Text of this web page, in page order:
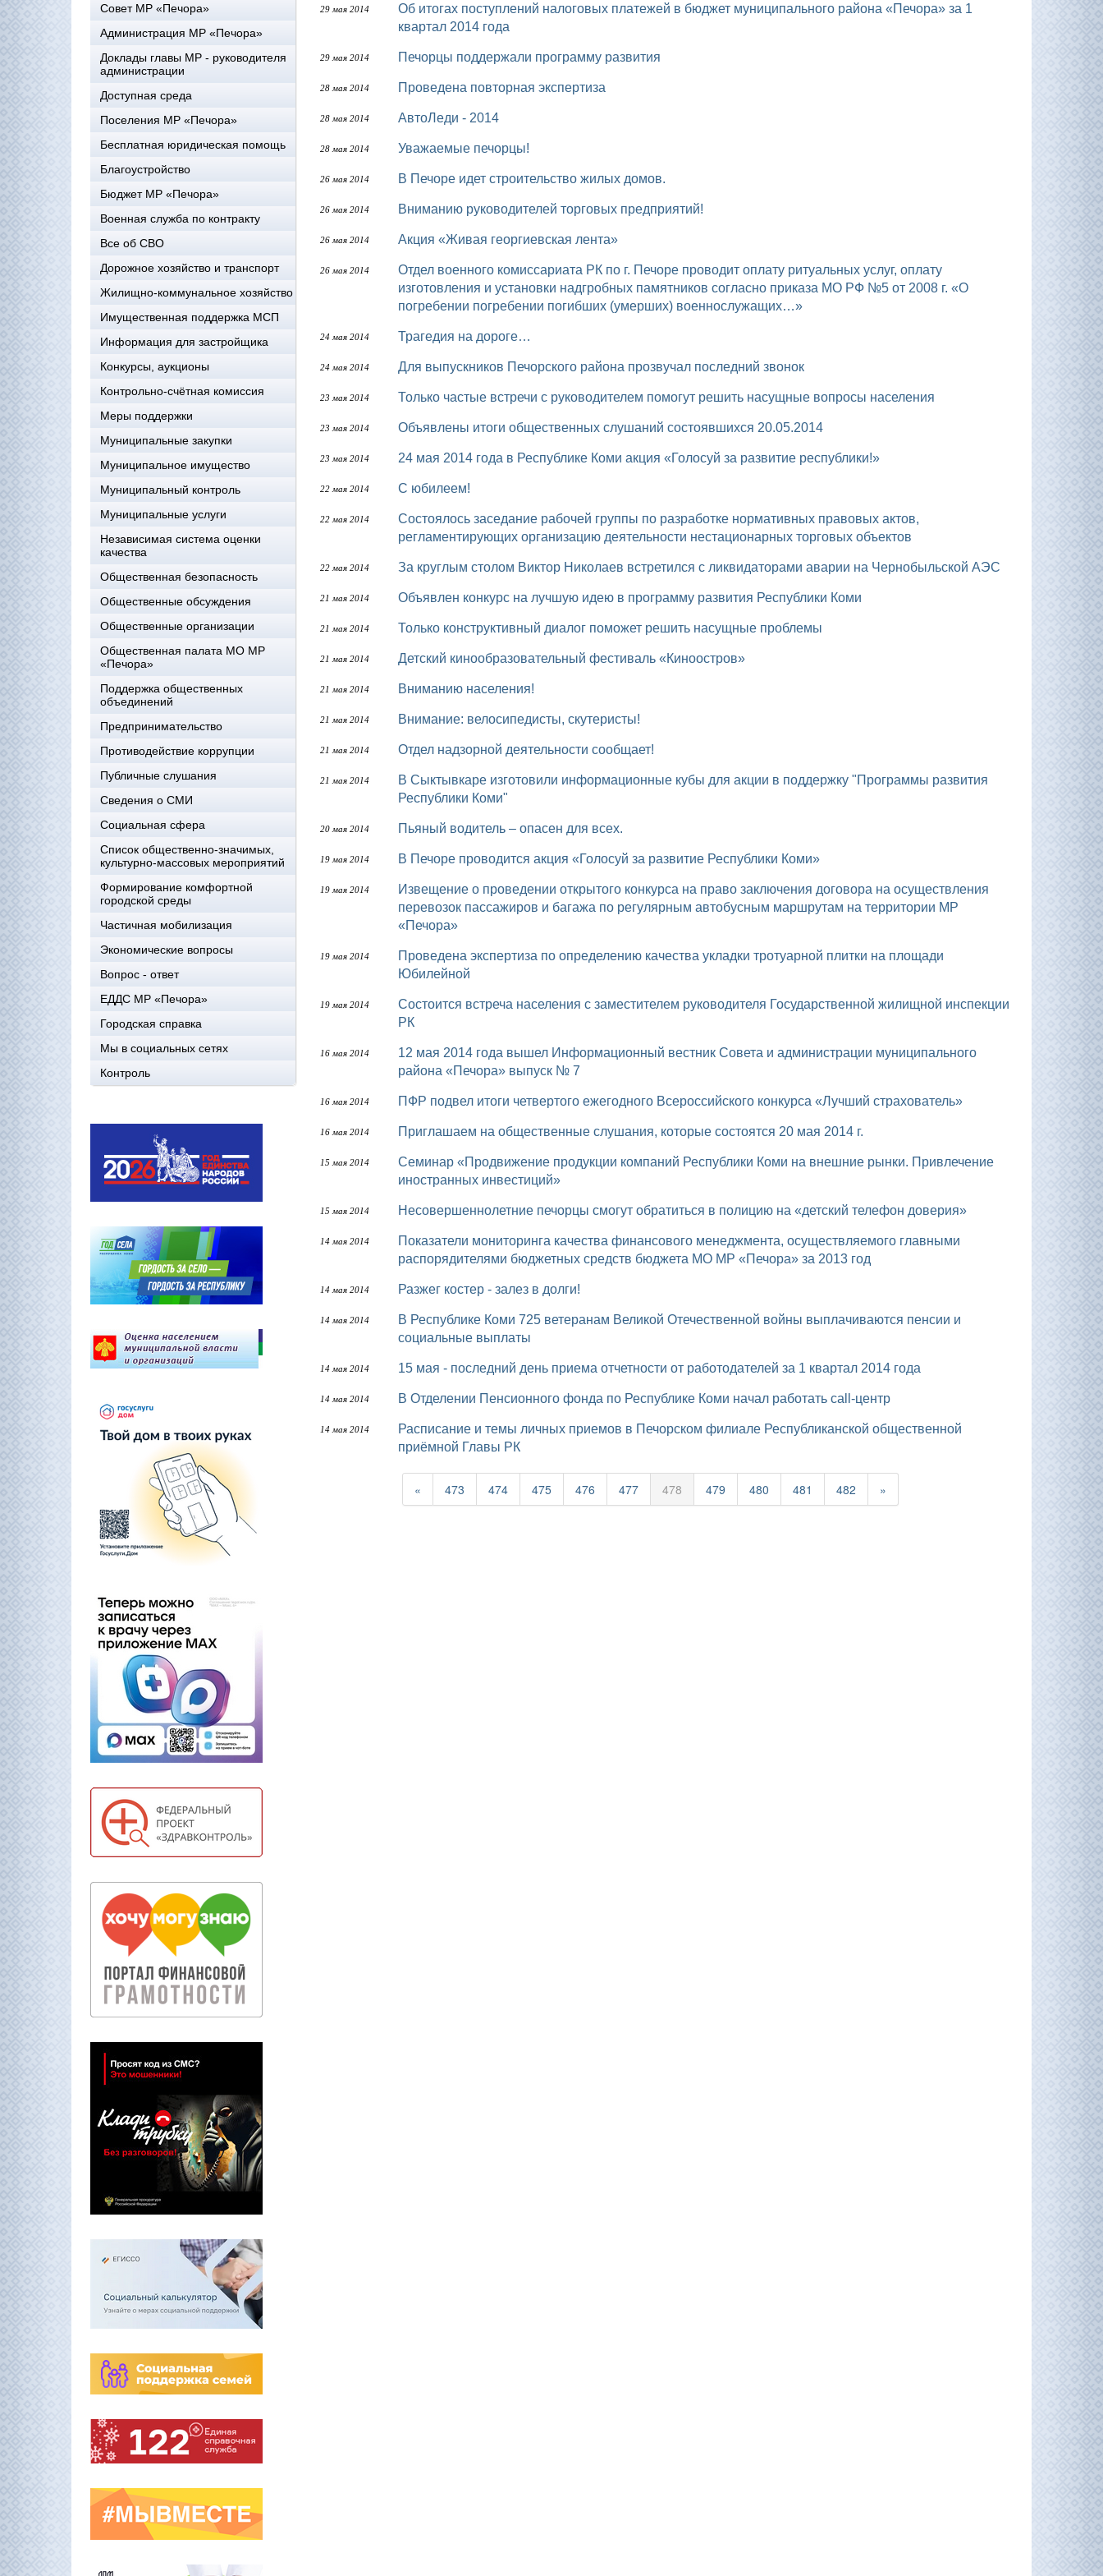
Совет МР «Печора»
Администрация МР «Печора»
Доклады главы МР - руководителя
администрации
Доступная среда
Поселения МР «Печора»
Бесплатная юридическая помощь
Благоустройство
Бюджет МР «Печора»
Военная служба по контракту
Все об СВО
Дорожное хозяйство и транспорт
Жилищно-коммунальное хозяйство
Имущественная поддержка МСП
Информация для застройщика
Конкурсы, аукционы
Контрольно-счётная комиссия
Меры поддержки
Муниципальные закупки
Муниципальное имущество
Муниципальный контроль
Муниципальные услуги
Независимая система оценки
качества
Общественная безопасность
Общественные обсуждения
Общественные организации
Общественная палата МО МР
«Печора»
Поддержка общественных
объединений
Предпринимательство
Противодействие коррупции
Публичные слушания
Сведения о СМИ
Социальная сфера
Список общественно-значимых,
культурно-массовых мероприятий
Формирование комфортной
городской среды
Частичная мобилизация
Экономические вопросы
Вопрос - ответ
ЕДДС МР «Печора»
Городская справка
Мы в социальных сетях
Контроль
29 мая 2014
Об итогах поступлений налоговых платежей в бюджет муниципального района «Печора» за 1
квартал 2014 года
29 мая 2014 Печорцы поддержали программу развития
28 мая 2014 Проведена повторная экспертиза
28 мая 2014 АвтоЛеди - 2014
28 мая 2014 Уважаемые печорцы!
26 мая 2014 В Печоре идет строительство жилых домов.
26 мая 2014 Вниманию руководителей торговых предприятий!
26 мая 2014 Акция «Живая георгиевская лента»
26 мая 2014
Отдел военного комиссариата РК по г. Печоре проводит оплату ритуальных услуг, оплату
изготовления и установки надгробных памятников согласно приказа МО РФ №5 от 2008 г. «О
погребении погребении погибших (умерших) военнослужащих…»
24 мая 2014 Трагедия на дороге…
24 мая 2014 Для выпускников Печорского района прозвучал последний звонок
23 мая 2014 Только частые встречи с руководителем помогут решить насущные вопросы населения
23 мая 2014 Объявлены итоги общественных слушаний состоявшихся 20.05.2014
23 мая 2014 24 мая 2014 года в Республике Коми акция «Голосуй за развитие республики!»
22 мая 2014 С юбилеем!
22 мая 2014
Состоялось заседание рабочей группы по разработке нормативных правовых актов,
регламентирующих организацию деятельности нестационарных торговых объектов
22 мая 2014 За круглым столом Виктор Николаев встретился с ликвидаторами аварии на Чернобыльской АЭС
21 мая 2014 Объявлен конкурс на лучшую идею в программу развития Республики Коми
21 мая 2014 Только конструктивный диалог поможет решить насущные проблемы
21 мая 2014 Детский кинообразовательный фестиваль «Киноостров»
21 мая 2014 Вниманию населения!
21 мая 2014 Внимание: велосипедисты, скутеристы!
21 мая 2014 Отдел надзорной деятельности сообщает!
21 мая 2014
В Сыктывкаре изготовили информационные кубы для акции в поддержку "Программы развития
Республики Коми"
20 мая 2014 Пьяный водитель – опасен для всех.
19 мая 2014 В Печоре проводится акция «Голосуй за развитие Республики Коми»
19 мая 2014
Извещение о проведении открытого конкурса на право заключения договора на осуществления
перевозок пассажиров и багажа по регулярным автобусным маршрутам на территории МР
«Печора»
19 мая 2014
Проведена экспертиза по определению качества укладки тротуарной плитки на площади
Юбилейной
19 мая 2014
Состоится встреча населения с заместителем руководителя Государственной жилищной инспекции
РК
16 мая 2014
12 мая 2014 года вышел Информационный вестник Совета и администрации муниципального
района «Печора» выпуск № 7
16 мая 2014 ПФР подвел итоги четвертого ежегодного Всероссийского конкурса «Лучший страхователь»
16 мая 2014 Приглашаем на общественные слушания, которые состоятся 20 мая 2014 г.
15 мая 2014
Семинар «Продвижение продукции компаний Республики Коми на внешние рынки. Привлечение
иностранных инвестиций»
15 мая 2014 Несовершеннолетние печорцы смогут обратиться в полицию на «детский телефон доверия»
14 мая 2014
Показатели мониторинга качества финансового менеджмента, осуществляемого главными
распорядителями бюджетных средств бюджета МО МР «Печора» за 2013 год
14 мая 2014 Разжег костер - залез в долги!
14 мая 2014
В Республике Коми 725 ветеранам Великой Отечественной войны выплачиваются пенсии и
социальные выплаты
14 мая 2014 15 мая - последний день приема отчетности от работодателей за 1 квартал 2014 года
14 мая 2014 В Отделении Пенсионного фонда по Республике Коми начал работать call-центр
14 мая 2014
Расписание и темы личных приемов в Печорском филиале Республиканской общественной
приёмной Главы РК
« 473 474 475 476 477 478 479 480 481 482 »